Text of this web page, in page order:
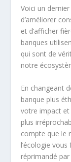
Voici un
d’améliorer
et d’afficher
banques
qui sont de
notre
En changeant
banque plus
votre impact
plus
compte que le
l’écologie
réprimandé